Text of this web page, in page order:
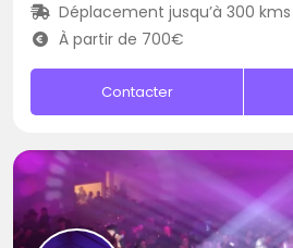
Déplacement jusqu’à 300 kms
À partir de 700€
Contacter